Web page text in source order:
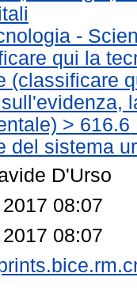
-
qui la
(classificare
>
del sistema
D'Urso
08:07
08:07